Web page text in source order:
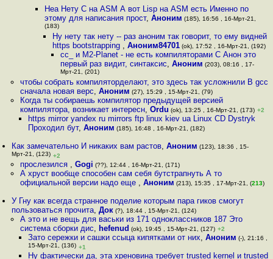
Неа Нету C на ASM А вот Lisp на ASM есть Именно по
этому для написания прост, Аноним (185), 16:56 , 16-Мрт-21,
(183)
Ну нету так нету -- раз аноним так говорит, то ему видней
https bootstrapping , Аноним84701(ok), 17:52 , 16-Мрт-21, (192)
cc_ и M2-Planet - не есть компиляторами C Анон это
первый раз видит, синтаксис,Аноним (203), 08:16 , 17-
Мрт-21, (201)
чтобы собрать компиляторделают, это здесь так усложнили В gcc
сначала новая верс, Аноним (27), 15:29 , 15-Мрт-21, (79)
Когда ты собираешь компилятор предыдущей версией
компилятора, возникает интересн, Ordu (ok), 13:25 , 16-Мрт-21, (173) +2
https mirror yandex ru mirrors ftp linux kiev ua Linux CD Dystryk
Проходил бут, Аноним (185), 16:48 , 16-Мрт-21, (182)
Как замечательно И никаких вам растов,Аноним (123), 18:36 , 15-
Мрт-21, (123) +2
прослезился , Gogi (??), 12:44 , 16-Мрт-21, (171)
А хруст вообще способен сам себя бутстрапнуть А то
официальной версии надо еще , Аноним (213), 15:35 , 17-Мрт-21, (213)
У Гну как всегда странное поделие которым пара гиков смогут
пользоваться прочита,Док (?), 18:44 , 15-Мрт-21, (124)
А это и не вещь для васьки из 171 одноклассников 187 Это
система сборки дис, hefenud (ok), 19:45 , 15-Мрт-21, (127) +2
Зато сережки и сашки ссыца кипятками от них, Аноним (-), 21:16 ,
15-Мрт-21, (136) +1
Ну фактически да, эта хреновина требует trusted kernel и trusted